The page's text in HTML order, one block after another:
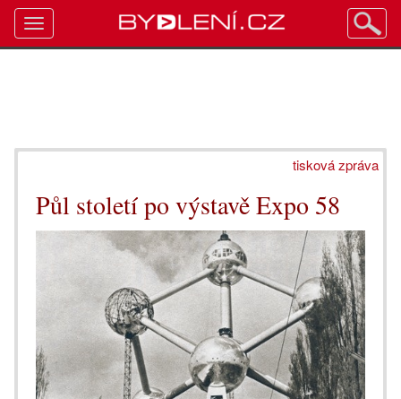
tisková zpráva
Půl století po výstavě Expo 58
Toggle
navigation